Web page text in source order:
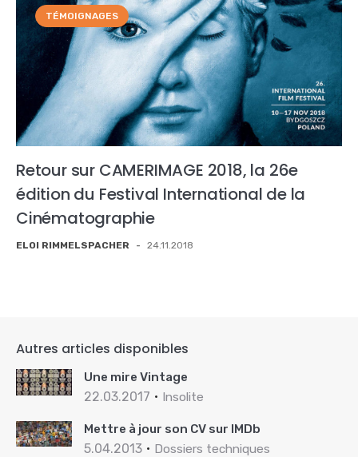
TÉMOIGNAGES
Retour sur CAMERIMAGE 2018, la 26e
édition du Festival International de la
Cinématographie
ELOI RIMMELSPACHER - 24.11.2018
Autres articles disponibles
Une mire Vintage
22.03.2017 Insolite
Mettre à jour son CV sur IMDb
5.04.2013 Dossiers techniques